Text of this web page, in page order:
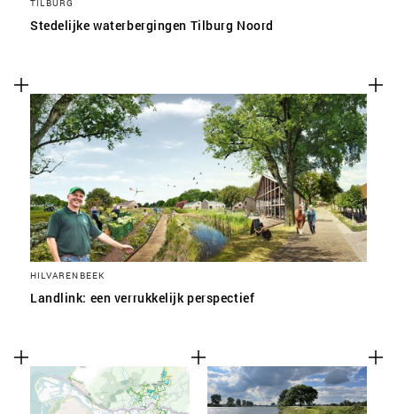
TILBURG
Stedelijke waterbergingen Tilburg Noord
HILVARENBEEK
Landlink: een verrukkelijk perspectief